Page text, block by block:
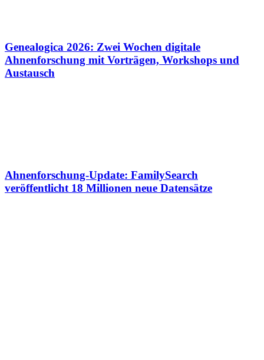
Genealogica 2026: Zwei Wochen digitale
Ahnenforschung mit Vorträgen, Workshops und
Austausch
Ahnenforschung-Update: FamilySearch
veröffentlicht 18 Millionen neue Datensätze